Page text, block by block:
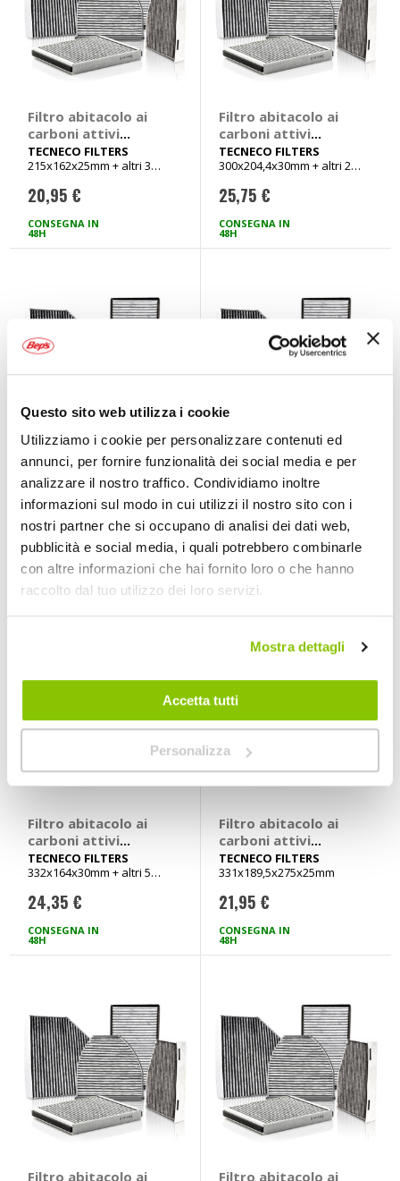
Questo sito web utilizza i cookie
Utilizziamo i cookie per personalizzare contenuti ed
annunci, per fornire funzionalità dei social media e per
analizzare il nostro traffico. Condividiamo inoltre
informazioni sul modo in cui utilizzi il nostro sito con i
nostri partner che si occupano di analisi dei dati web,
pubblicità e social media, i quali potrebbero combinarle
con altre informazioni che hai fornito loro o che hanno
raccolto dal tuo utilizzo dei loro servizi.
Mostra dettagli
Accetta tutti
Personalizza
Filtro abitacolo ai
carboni attivi
Carbon Air -
TECNECO FILTERS
Punto, Lancia Musa,
Ypsilon
TECNECO FILTERS
215x162x25mm + altri 3
20,95 €
CONSEGNA IN
48H
Filtro abitacolo ai
carboni attivi
Carbon Air -
TECNECO FILTERS
Seat Exeo
TECNECO FILTERS
300x204,4x30mm + altri 2
25,75 €
CONSEGNA IN
48H
Filtro abitacolo ai
carboni attivi
Carbon Air -
TECNECO FILTERS
Alfa Romeo 147,
156, Cross Wagon,
GT
TECNECO FILTERS
175x138x30mm + altri 2
veicoli
19,55 €
CONSEGNA IN
48H
Filtro abitacolo ai
carboni attivi
Carbon Air -
TECNECO FILTERS
Mercedes G Class,
Seat Cordoba, Ibiza,
Skoda Fabia,
TECNECO FILTERS
251x215x32mm + altri 5
veicoli
24,35 €
CONSEGNA IN
48H
Filtro abitacolo ai
carboni attivi
Carbon Air -
TECNECO FILTERS
Combo, Corsa,
Signum, Tigra,
Vectra, Saab 9.3
TECNECO FILTERS
332x164x30mm + altri 5
24,35 €
CONSEGNA IN
48H
Filtro abitacolo ai
carboni attivi
Carbon Air -
TECNECO FILTERS
TECNECO FILTERS
331x189,5x275x25mm
21,95 €
CONSEGNA IN
48H
Filtro abitacolo ai
Filtro abitacolo ai